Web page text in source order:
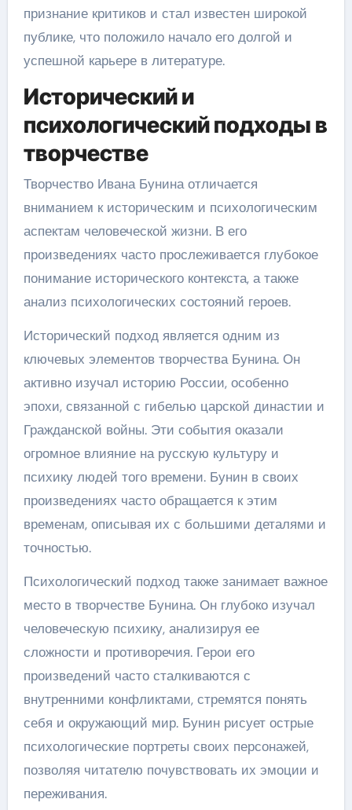
признание критиков и стал известен широкой
публике, что положило начало его долгой и
успешной карьере в литературе.
Исторический и
психологический подходы в
творчестве
Творчество Ивана Бунина отличается
вниманием к историческим и психологическим
аспектам человеческой жизни. В его
произведениях часто прослеживается глубокое
понимание исторического контекста, а также
анализ психологических состояний героев.
Исторический подход является одним из
ключевых элементов творчества Бунина. Он
активно изучал историю России, особенно
эпохи, связанной с гибелью царской династии и
Гражданской войны. Эти события оказали
огромное влияние на русскую культуру и
психику людей того времени. Бунин в своих
произведениях часто обращается к этим
временам, описывая их с большими деталями и
точностью.
Психологический подход также занимает важное
место в творчестве Бунина. Он глубоко изучал
человеческую психику, анализируя ее
сложности и противоречия. Герои его
произведений часто сталкиваются с
внутренними конфликтами, стремятся понять
себя и окружающий мир. Бунин рисует острые
психологические портреты своих персонажей,
позволяя читателю почувствовать их эмоции и
переживания.